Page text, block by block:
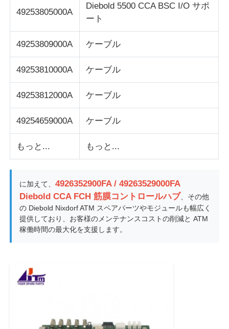
49253805000A
Diebold 5500 CCA BSC I/O サポ
ート
49253809000A ケーブル
49253810000A ケーブル
49253812000A ケーブル
49254659000A ケーブル
もっと... もっと...
に加えて、4926352900FA / 49263529000FA
Diebold CCA FCH 筋膜コントロールハブ 、その他
の Diebold Nixdorf ATM スペアパーツやモジュールも幅広く
提供しており、お客様のメンテナンスコストの削減と ATM
稼働時間の最大化を支援します。